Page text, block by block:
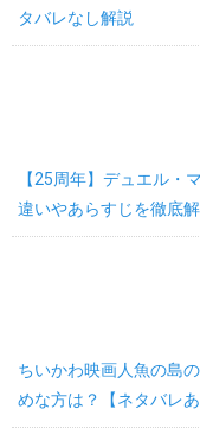
タバレなし解説
【25周年】デュエル・
違いやあらすじを徹底
ちいかわ映画人魚の島
めな方は？【ネタバレあ